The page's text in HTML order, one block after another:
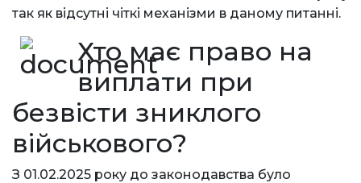
так як відсутні чіткі механізми в даному питанні.
Хто має право на
виплати при
безвісти зниклого
військового?
З 01.02.2025 року до законодавства було